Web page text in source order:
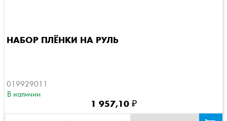
НАБОР ПЛЁНКИ НА РУЛЬ
019929011
В наличии
1 957,10 ₽